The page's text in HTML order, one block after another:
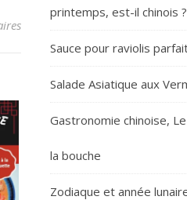
printemps, est-il chinois ?
Sauce pour raviolis
Salade Asiatique aux
Gastronomie chinoise,
la bouche
Zodiaque et année